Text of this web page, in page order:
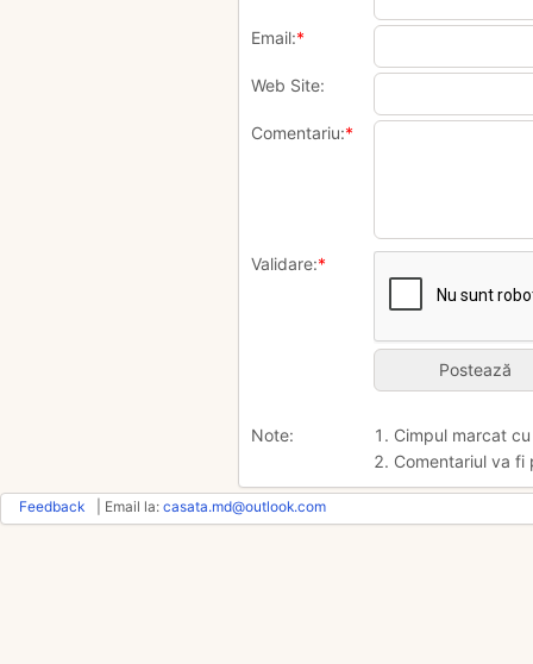
Email:*
Web Site:
Comentariu:*
Validare:*
Note:
1. Cimpul marcat
2. Comentariul va
Feedback | Email la: casata.md@outlook.com